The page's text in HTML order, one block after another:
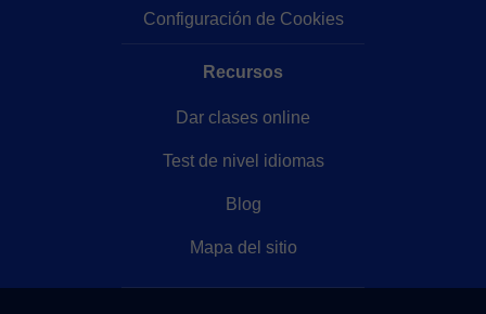
Configuración de Cookies
Recursos
Dar clases online
Test de nivel idiomas
Blog
Mapa del sitio